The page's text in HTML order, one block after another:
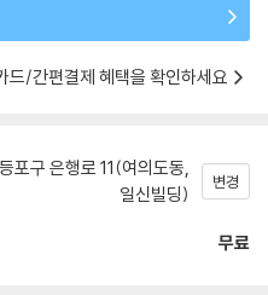
드/간편결제 혜택을 확인하세요
포구 은행로 11(여의도동,
일신빌딩)
변경
무료